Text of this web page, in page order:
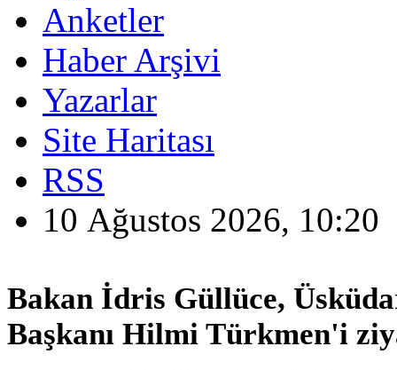
Anketler
Haber Arşivi
Yazarlar
Site Haritası
RSS
10 Ağustos 2026, 10:20
Bakan İdris Güllüce,
Başkanı Hilmi Türkmen'i